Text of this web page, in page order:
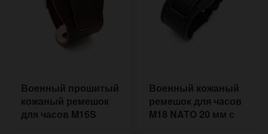
Военный прошитый
кожаный ремешок
для часов M16S
Военный кожаный
ремешок для часов
M18 NATO 20 мм с